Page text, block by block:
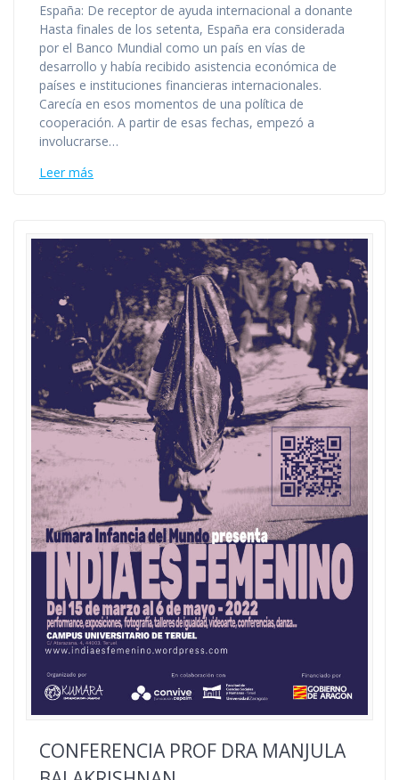
España: De receptor de ayuda internacional a donante
Hasta finales de los setenta, España era considerada
por el Banco Mundial como un país en vías de
desarrollo y había recibido asistencia económica de
países e instituciones financieras internacionales.
Carecía en esos momentos de una política de
cooperación. A partir de esas fechas, empezó a
involucrarse…
Leer más
CONFERENCIA PROF DRA MANJULA